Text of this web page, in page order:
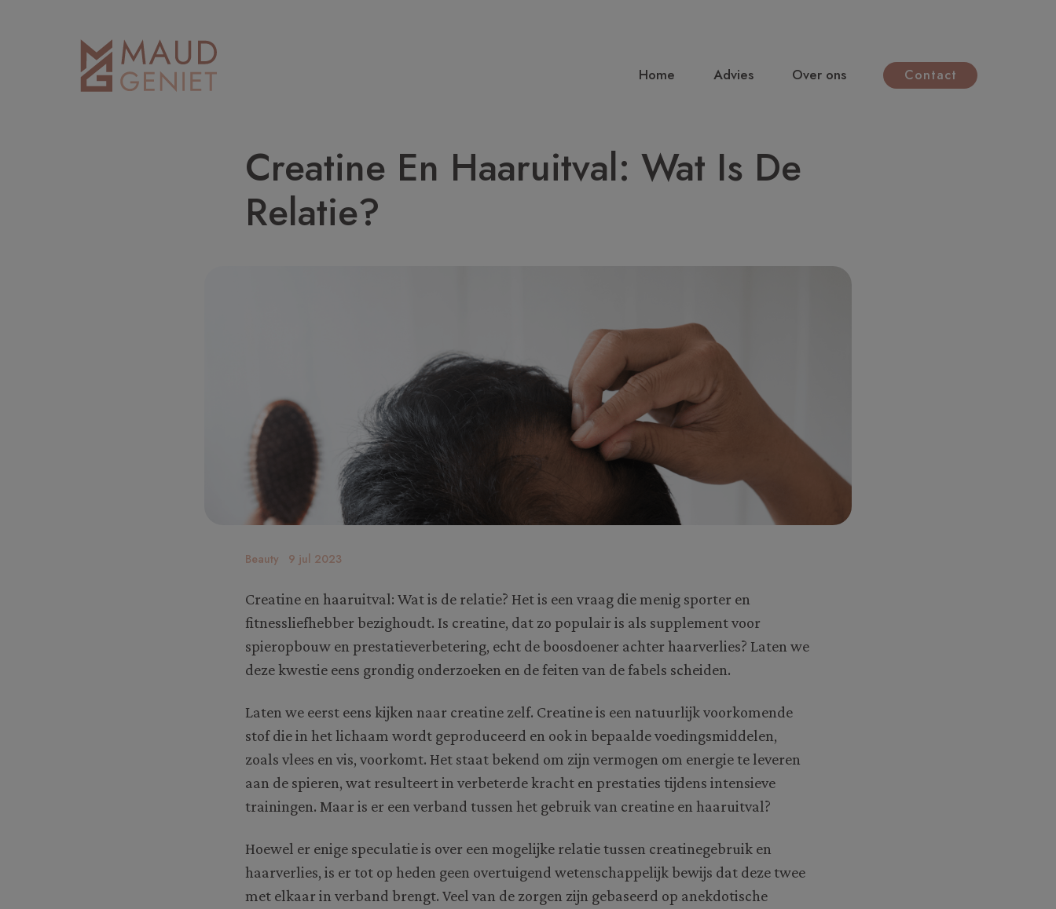
Home Advies Over ons Contact
Creatine En Haaruitval: Wat Is De
Relatie?
Beauty 9 jul 2023
Creatine en haaruitval: Wat is de relatie? Het is een vraag die menig sporter en
fitnessliefhebber bezighoudt. Is creatine, dat zo populair is als supplement voor
spieropbouw en prestatieverbetering, echt de boosdoener achter haarverlies? Laten we
deze kwestie eens grondig onderzoeken en de feiten van de fabels scheiden.
Laten we eerst eens kijken naar creatine zelf. Creatine is een natuurlijk voorkomende
stof die in het lichaam wordt geproduceerd en ook in bepaalde voedingsmiddelen,
zoals vlees en vis, voorkomt. Het staat bekend om zijn vermogen om energie te leveren
aan de spieren, wat resulteert in verbeterde kracht en prestaties tijdens intensieve
trainingen. Maar is er een verband tussen het gebruik van creatine en haaruitval?
Hoewel er enige speculatie is over een mogelijke relatie tussen creatinegebruik en
haarverlies, is er tot op heden geen overtuigend wetenschappelijk bewijs dat deze twee
met elkaar in verband brengt. Veel van de zorgen zijn gebaseerd op anekdotische